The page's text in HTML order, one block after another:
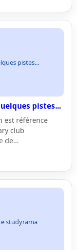
pistes...
pistes...
est référence
club
de…
studyrama